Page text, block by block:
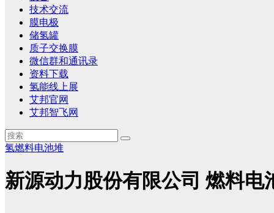
技术交流
膜电极
储氢罐
质子交换膜
微信群和通讯录
资料下载
氢能线上展
艾邦官网
艾邦智飞网
氢燃料电池堆
新源动力股份有限公司 燃料电